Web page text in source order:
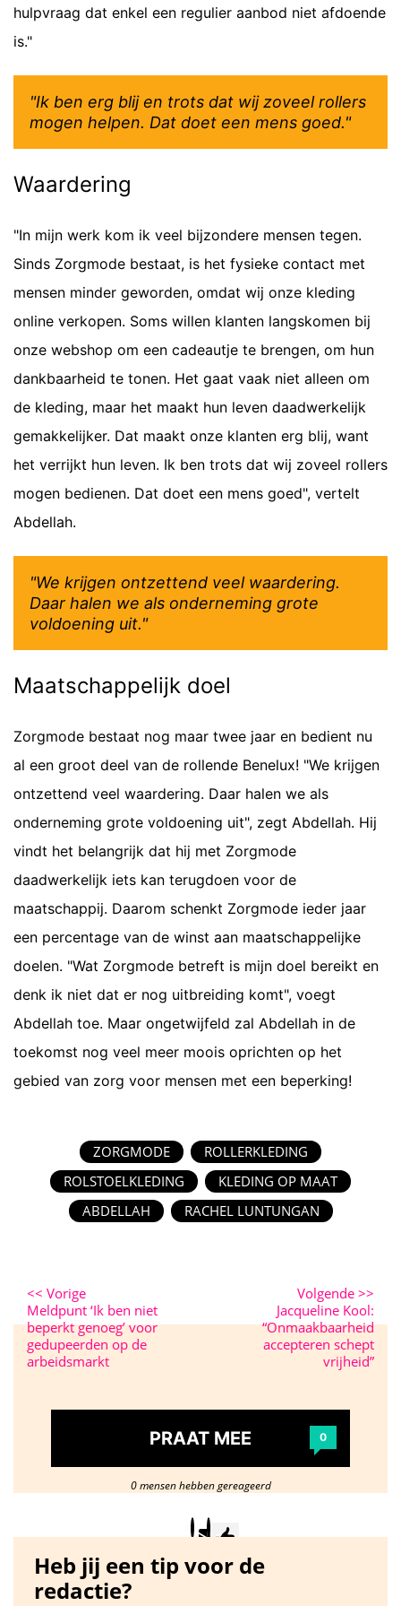
hulpvraag dat enkel een regulier aanbod niet afdoende
is."
"Ik ben erg blij en trots dat wij zoveel rollers
mogen helpen. Dat doet een mens goed."
Waardering
"In mijn werk kom ik veel bijzondere mensen tegen.
Sinds Zorgmode bestaat, is het fysieke contact met
mensen minder geworden, omdat wij onze kleding
online verkopen. Soms willen klanten langskomen bij
onze webshop om een cadeautje te brengen, om hun
dankbaarheid te tonen. Het gaat vaak niet alleen om
de kleding, maar het maakt hun leven daadwerkelijk
gemakkelijker. Dat maakt onze klanten erg blij, want
het verrijkt hun leven. Ik ben trots dat wij zoveel rollers
mogen bedienen. Dat doet een mens goed", vertelt
Abdellah.
"We krijgen ontzettend veel waardering.
Daar halen we als onderneming grote
voldoening uit."
Maatschappelijk doel
Zorgmode bestaat nog maar twee jaar en bedient nu
al een groot deel van de rollende Benelux! "We krijgen
ontzettend veel waardering. Daar halen we als
onderneming grote voldoening uit", zegt Abdellah. Hij
vindt het belangrijk dat hij met Zorgmode
daadwerkelijk iets kan terugdoen voor de
maatschappij. Daarom schenkt Zorgmode ieder jaar
een percentage van de winst aan maatschappelijke
doelen. "Wat Zorgmode betreft is mijn doel bereikt en
denk ik niet dat er nog uitbreiding komt", voegt
Abdellah toe. Maar ongetwijfeld zal Abdellah in de
toekomst nog veel meer moois oprichten op het
gebied van zorg voor mensen met een beperking!
ZORGMODE
ROLLERKLEDING
ROLSTOELKLEDING
KLEDING OP MAAT
ABDELLAH
RACHEL LUNTUNGAN
<< Vorige
Meldpunt ‘Ik ben niet
beperkt genoeg’ voor
gedupeerden op de
arbeidsmarkt
Volgende >>
Jacqueline Kool:
“Onmaakbaarheid
accepteren schept
vrijheid”
PRAAT MEE 0
0 mensen hebben gereageerd
Heb jij een tip voor de
redactie?